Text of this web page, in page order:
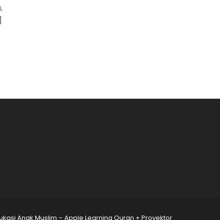
Anak Muslim – Apple Learning Quran + Proyektor